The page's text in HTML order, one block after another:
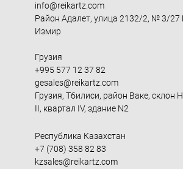
info@reikartz.com
Район Адалет, улица 2132/2, № 3/
Измир
Грузия
+995 577 12 37 82
gesales@reikartz.com
Грузия, Тбилиси, район Ваке, склон
II, квартал IV, здание N2
Республика Казахстан
+7 (708) 358 82 83
kzsales@reikartz.com